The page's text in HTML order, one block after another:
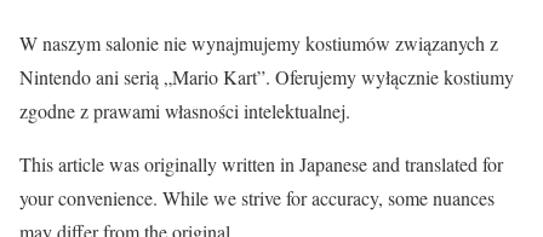
W naszym salonie nie wynajmujemy kostiumów związanych z
Nintendo ani serią „Mario Kart”. Oferujemy wyłącznie kostiumy
zgodne z prawami własności intelektualnej.
This article was originally written in Japanese and translated for
your convenience. While we strive for accuracy, some nuances
may differ from the original.